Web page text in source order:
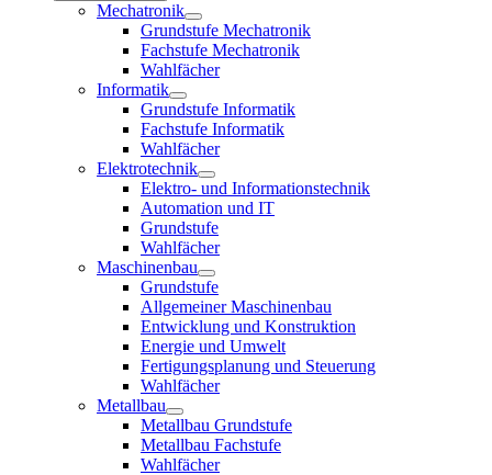
Mechatronik
Grundstufe Mechatronik
Fachstufe Mechatronik
Wahlfächer
Informatik
Grundstufe Informatik
Fachstufe Informatik
Wahlfächer
Elektrotechnik
Elektro- und Informationstechnik
Automation und IT
Grundstufe
Wahlfächer
Maschinenbau
Grundstufe
Allgemeiner Maschinenbau
Entwicklung und Konstruktion
Energie und Umwelt
Fertigungsplanung und Steuerung
Wahlfächer
Metallbau
Metallbau Grundstufe
Metallbau Fachstufe
Wahlfächer